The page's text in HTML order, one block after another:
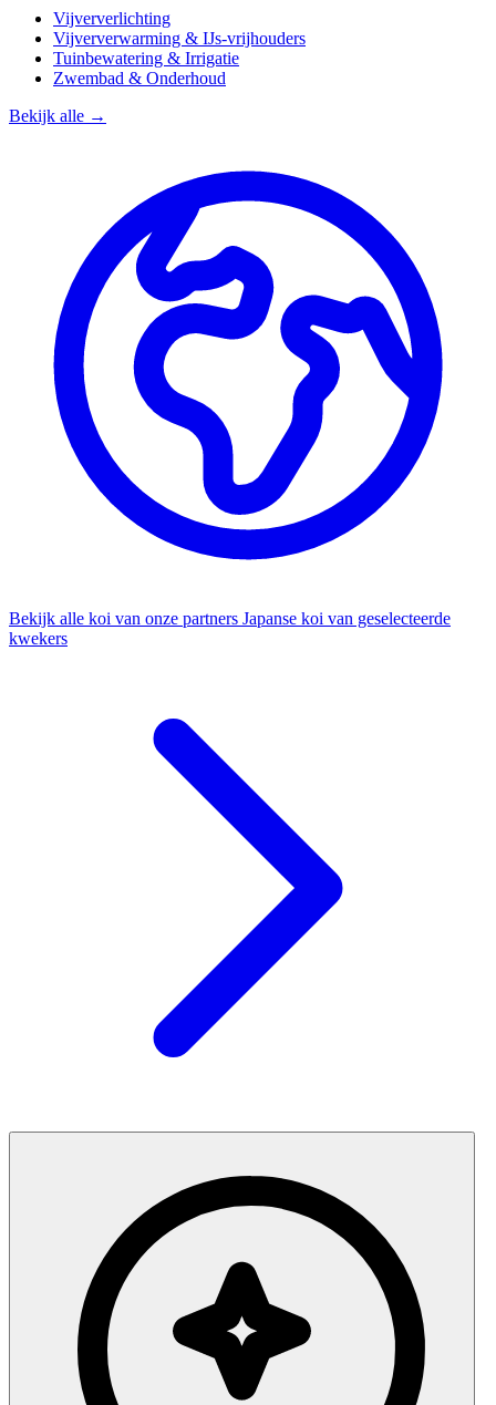
Vijververlichting
Vijververwarming & IJs-vrijhouders
Tuinbewatering & Irrigatie
Zwembad & Onderhoud
Bekijk alle →
Bekijk alle koi van onze partners Japanse koi van geselecteerde
kwekers